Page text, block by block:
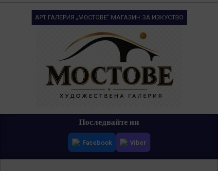
АРТ ГАЛЕРИЯ „МОСТОВЕ“ МАГАЗИН ЗА ИЗКУСТВО
Последвайте ни
Facebook Viber